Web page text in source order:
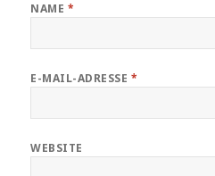
NAME *
E-MAIL-ADRESSE *
WEBSITE